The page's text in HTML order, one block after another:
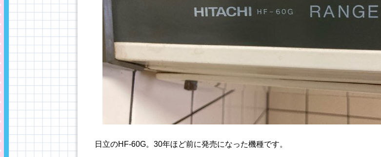
日立のHF-60G。30年ほど前に発売になった機種です。